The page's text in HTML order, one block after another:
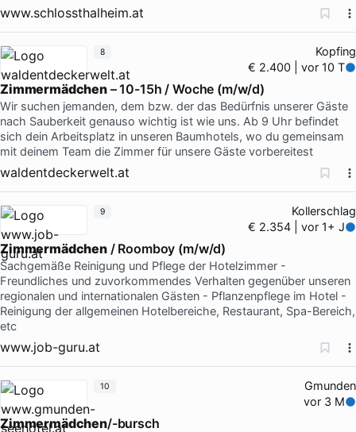
www.schlossthalheim.at
Kopfing
€ 2.400 | vor 10 T
Zimmermädchen– 10-15h / Woche (m/w/d)
Wir suchen jemanden, dem bzw. der das Bedürfnis unserer Gäste
nach Sauberkeit genauso wichtig ist wie uns. Ab 9 Uhr befindet
sich dein Arbeitsplatz in unseren Baumhotels, wo du gemeinsam
mit deinem Team die Zimmer für unsere Gäste vorbereitest
waldentdeckerwelt.at
8
Kollerschlag
€ 2.354 | vor 1+ J
Zimmermädchen/ Roomboy (m/w/d)
Sachgemäße Reinigung und Pflege der Hotelzimmer -
Freundliches und zuvorkommendes Verhalten gegenüber unseren
regionalen und internationalen Gästen - Pflanzenpflege im Hotel -
Reinigung der allgemeinen Hotelbereiche, Restaurant, Spa-Bereich,
etc
www.job-guru.at
9
Gmunden
vor 3 M
Zimmermädchen/-bursch
10